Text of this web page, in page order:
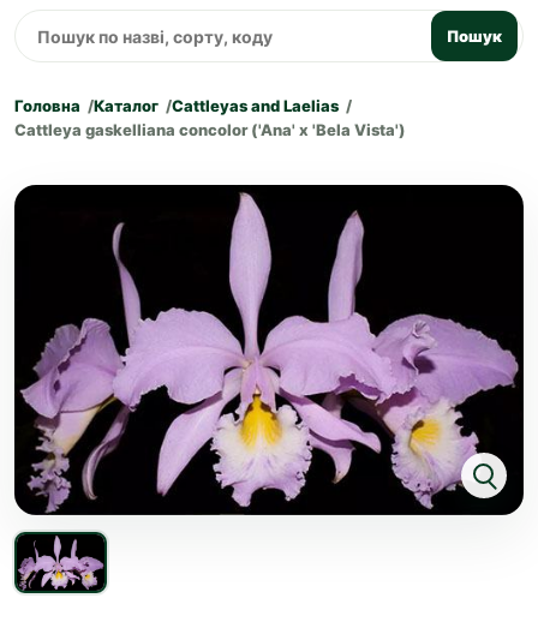
Пошук
Головна Каталог
Cattleyas and Laelias
Cattleya gaskelliana concolor ('Ana' x 'Bela Vista')